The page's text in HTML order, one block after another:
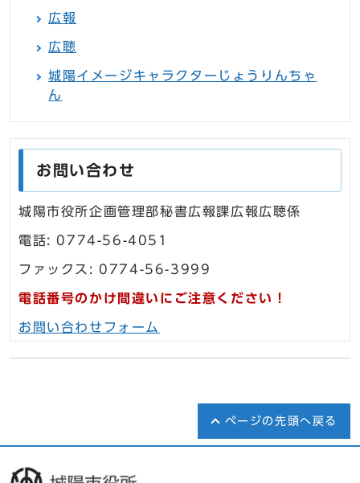
広報
広聴
城陽イメージキャラクターじょうりんちゃ
ん
お問い合わせ
城陽市役所企画管理部秘書広報課広報広聴係
電話: 0774-56-4051
ファックス: 0774-56-3999
電話番号のかけ間違いにご注意ください！
お問い合わせフォーム
ページの先頭へ戻る